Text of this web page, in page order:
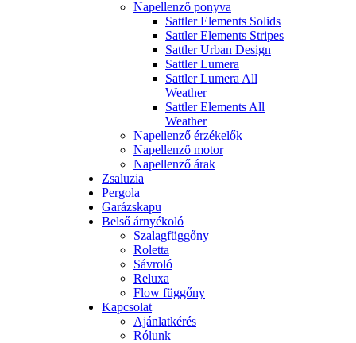
Napellenző ponyva
Sattler Elements Solids
Sattler Elements Stripes
Sattler Urban Design
Sattler Lumera
Sattler Lumera All
Weather
Sattler Elements All
Weather
Napellenző érzékelők
Napellenző motor
Napellenző árak
Zsaluzia
Pergola
Garázskapu
Belső árnyékoló
Szalagfüggőny
Roletta
Sávroló
Reluxa
Flow függőny
Kapcsolat
Ajánlatkérés
Rólunk